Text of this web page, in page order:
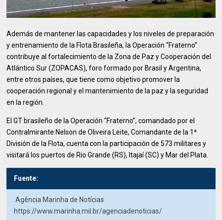
Además de mantener las capacidades y los niveles de preparación
y entrenamiento de la Flota Brasileña, la Operación “Fraterno”
contribuye al fortalecimiento de la Zona de Paz y Cooperación del
Atlántico Sur (ZOPACAS), foro formado por Brasil y Argentina,
entre otros países, que tiene como objetivo promover la
cooperación regional y el mantenimiento de la paz y la seguridad
en la región.
El GT brasileño de la Operación “Fraterno”, comandado por el
Contralmirante Nelson de Oliveira Leite, Comandante de la 1ª
División de la Flota, cuenta con la participación de 573 militares y
visitará los puertos de Rio Grande (RS), Itajaí (SC) y Mar del Plata.
Fuente:
Agência Marinha de Notícias
https://www.marinha.mil.br/agenciadenoticias/